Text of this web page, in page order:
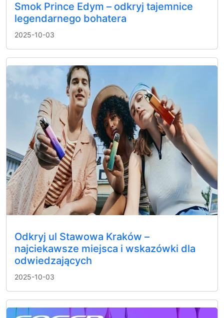
Smok Prince Edym – odkryj tajemnice
legendarnego bohatera
2025-10-03
Odkryj ul Stawowa Kraków –
najciekawsze miejsca i wskazówki dla
odwiedzających
2025-10-03